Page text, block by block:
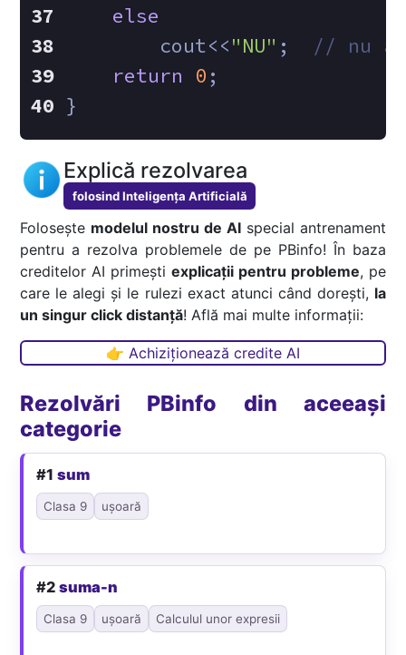
else
        cout<<
"NU" ; // nu
return
0 ;
}
Explică rezolvarea
folosind Inteligența Artificială
Folosește modelul nostru de AIspecial antrenament
pentru a rezolva problemele de pe PBinfo! În baza
creditelor AI primești explicații pentru probleme, pe
care le alegi și le rulezi exact atunci când dorești, la
un singur click distanță! Află mai multe informații:
👉 Achiziționează credite AI
Rezolvări PBinfo din aceeași
categorie
#1sum
Clasa 9 ușoară
#2suma-n
Clasa 9 ușoară Calculul unor expresii